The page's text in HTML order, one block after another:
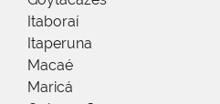
Itaboraí
Itaperuna
Macaé
Maricá